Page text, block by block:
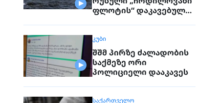
ფლოტის“ დაკავებულ
ᲙᲣᲑᲘ
შშმ პირზე ძალადობის
საქმეზე ორი
პოლიციელი დააკავეს
ᲡᲐᲥᲐᲠᲗᲕᲔᲚᲝ